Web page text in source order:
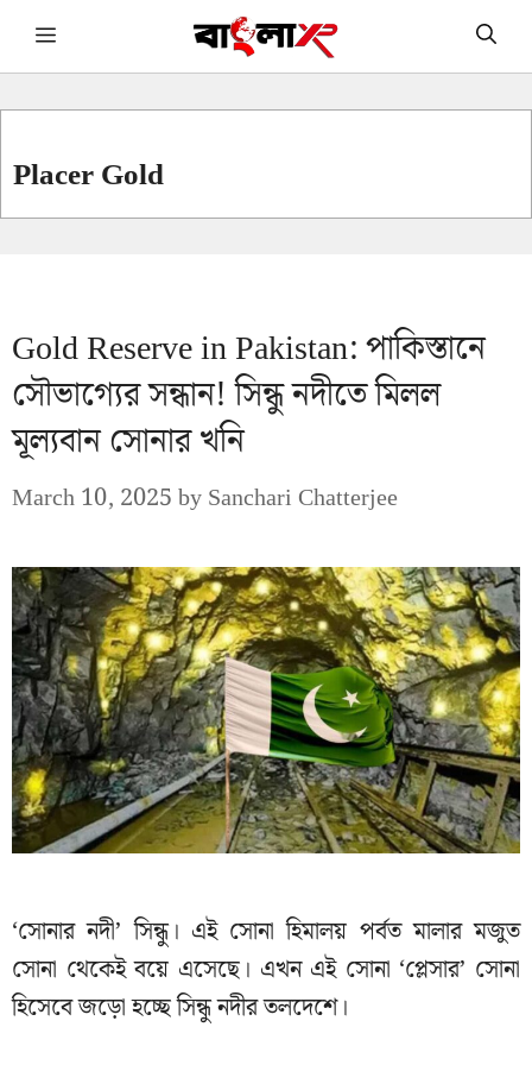
Skip Menu
Placer Gold
Gold Reserve in Pakistan: পাকিস্তানে
সৌভাগ্যের সন্ধান! সিন্ধু নদীতে মিলল
মূল্যবান সোনার খনি
March 10, 2025bySanchari Chatterjee
‘সোনার নদী’ সিন্ধু। এই সোনা হিমালয় পর্বত মালার মজুত
সোনা থেকেই বয়ে এসেছে। এখন এই সোনা ‘প্লেসার’ সোনা
হিসেবে জড়ো হচ্ছে সিন্ধু নদীর তলদেশে।